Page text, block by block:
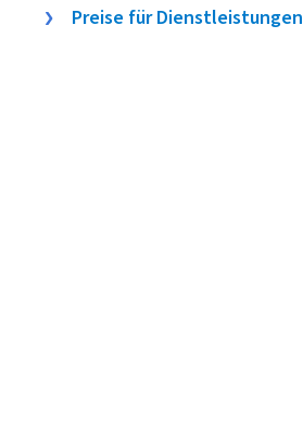
Preise für Dienstleistungen